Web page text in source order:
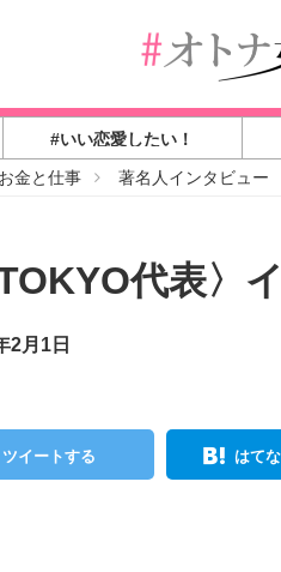
#いい恋愛したい！
金と仕事 著名人インタビュー
代表〉
2月1日
ツイートする はて